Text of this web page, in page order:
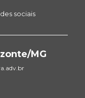
sociais
MG